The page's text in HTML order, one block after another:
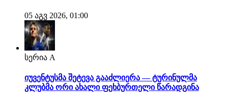
05 აგვ 2026, 01:00
სერია A
იუვენტუსმა შეტევა გააძლიერა — ტურინულმა
კლუბმა ორი ახალი ფეხბურთელი წარადგინა